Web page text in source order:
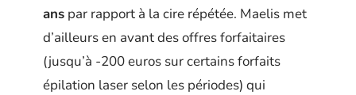
ans par rapport à la cire répétée. Maelis met
d’ailleurs en avant des offres forfaitaires
(jusqu’à -200 euros sur certains forfaits
épilation laser selon les périodes) qui